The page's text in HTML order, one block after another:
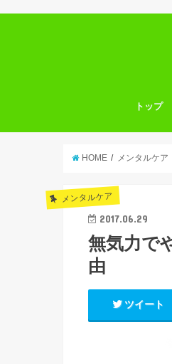
トップ
HOME メンタルケア
メンタルケア
2017.06.29
無気力で
由
ツイート